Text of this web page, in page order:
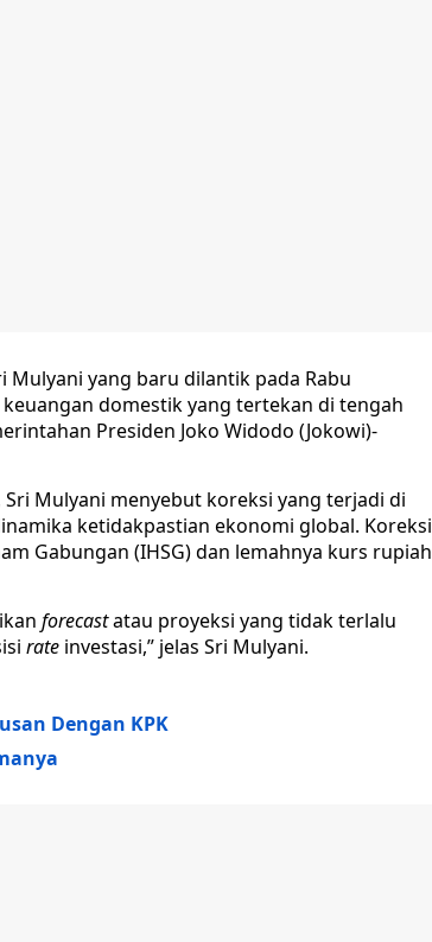
Mulyani yang baru dilantik pada Rabu
domestik yang tertekan di tengah
Presiden Joko Widodo (Jokowi)-
Mulyani menyebut koreksi yang terjadi di
ketidakpastian ekonomi global. Koreksi
Gabungan (IHSG) dan lemahnya kurs rupiah
forecastatau proyeksi yang tidak terlalu
rate investasi,” jelas Sri Mulyani.
Dengan KPK